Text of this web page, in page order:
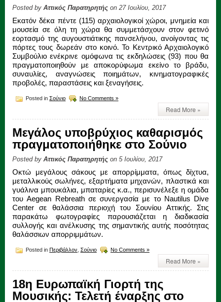
Posted by Αττικός Παρατηρητής on 27 Ιουλίου, 2017
Εκατόν δέκα πέντε (115) αρχαιολογικοί χώροι, μνημεία και
μουσεία σε όλη τη χώρα θα συμμετάσχουν στον φετινό
εορτασμό της αυγουστιάτικης πανσελήνου, ανοίγοντας τις
πόρτες τους δωρεάν στο κοινό. Το Κεντρικό Αρχαιολογικό
Συμβούλιο ενέκρινε ομόφωνα τις εκδηλώσεις (93) που θα
πραγματοποιηθούν με αποκορύφωμα εκείνο το βράδυ,
συναυλίες, αναγνώσεις ποιημάτων, κινηματογραφικές
προβολές, παραστάσεις και ξεναγήσεις.
Posted in Σούνιο No Comments »
Read More »
Μεγάλος υποβρύχιος καθαρισμός
πραγματοποιήθηκε στο Σούνιο
Posted by Αττικός Παρατηρητής on 5 Ιουλίου, 2017
Οκτώ μεγάλους σάκους με απορρίμματα, όπως δίχτυα,
μεταλλικούς σωλήνες, εξαρτήματα μηχανών, πλαστικά και
γυάλινα μπουκάλια, μπαταρίες κ.α., περισυνέλεξε η ομάδα
του Aegean Rebreath σε συνεργασία με το Nautilus Dive
Center σε θαλάσσια περιοχή του Σουνίου Αττικής. Στις
παρακάτω φωτογραφίες παρουσιάζεται η διαδικασία
συλλογής και ανέλκυσης της σημαντικής αυτής ποσότητας
θαλάσσιων απορριμμάτων.
Posted in Περιβάλλον Σούνιο No Comments »
Read More »
18η Ευρωπαϊκή Γιορτή της
Μουσικής: Τελετή έναρξης στο